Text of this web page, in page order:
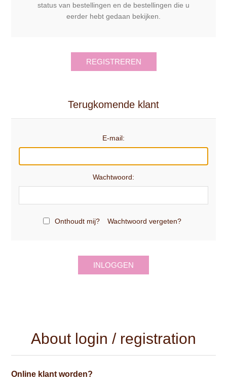
status van bestellingen en de bestellingen die u
eerder hebt gedaan bekijken.
REGISTREREN
Terugkomende klant
E-mail:
Wachtwoord:
Onthoudt mij? Wachtwoord vergeten?
INLOGGEN
About login / registration
Online klant worden?